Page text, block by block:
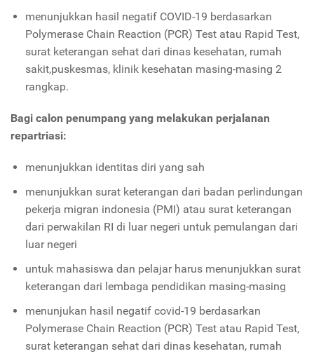
menunjukkan hasil negatif COVID-19 berdasarkan
Polymerase Chain Reaction (PCR) Test atau Rapid Test,
surat keterangan sehat dari dinas kesehatan, rumah
sakit,puskesmas, klinik kesehatan masing-masing 2
rangkap.
Bagi calon penumpang yang melakukan perjalanan
repartriasi:
menunjukkan identitas diri yang sah
menunjukkan surat keterangan dari badan perlindungan
pekerja migran indonesia (PMI) atau surat keterangan
dari perwakilan RI di luar negeri untuk pemulangan dari
luar negeri
untuk mahasiswa dan pelajar harus menunjukkan surat
keterangan dari lembaga pendidikan masing-masing
menunjukan hasil negatif covid-19 berdasarkan
Polymerase Chain Reaction (PCR) Test atau Rapid Test,
surat keterangan sehat dari dinas kesehatan, rumah